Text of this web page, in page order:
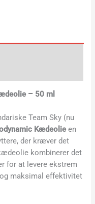
– 50 ml
Team Sky (nu
Kædeolie en
der kræver det
kombinerer det
for at levere ekstrem
maksimal effektivitet